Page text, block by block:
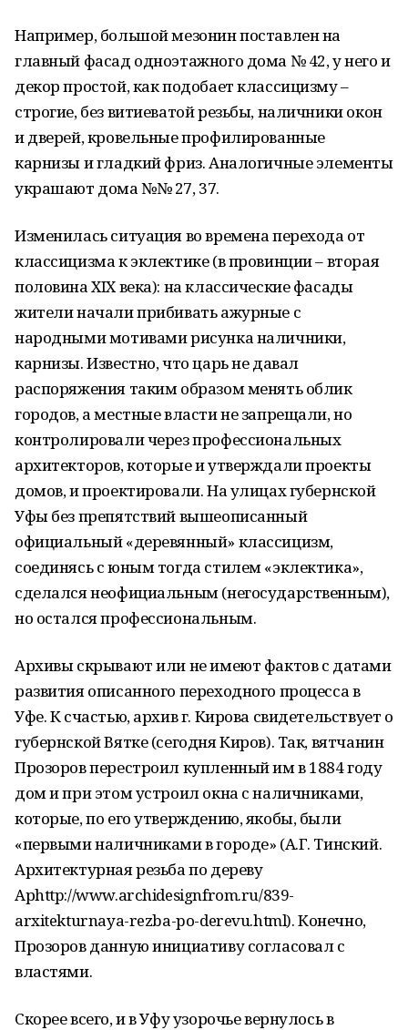
Например, большой мезонин поставлен на
главный фасад одноэтажного дома № 42, у него и
декор простой, как подобает классицизму –
строгие, без витиеватой резьбы, наличники окон
и дверей, кровельные профилированные
карнизы и гладкий фриз. Аналогичные элементы
украшают дома №№ 27, 37.
Изменилась ситуация во времена перехода от
классицизма к эклектике (в провинции – вторая
половина XIX века): на классические фасады
жители начали прибивать ажурные с
народными мотивами рисунка наличники,
карнизы. Известно, что царь не давал
распоряжения таким образом менять облик
городов, а местные власти не запрещали, но
контролировали через профессиональных
архитекторов, которые и утверждали проекты
домов, и проектировали. На улицах губернской
Уфы без препятствий вышеописанный
официальный «деревянный» классицизм,
соединясь с юным тогда стилем «эклектика»,
сделался неофициальным (негосударственным),
но остался профессиональным.
Архивы скрывают или не имеют фактов с датами
развития описанного переходного процесса в
Уфе. К счастью, архив г. Кирова свидетельствует о
губернской Вятке (сегодня Киров). Так, вятчанин
Прозоров перестроил купленный им в 1884 году
дом и при этом устроил окна с наличниками,
которые, по его утверждению, якобы, были
«первыми наличниками в городе» (А.Г. Тинский.
Архитектурная резьба по дереву
Арhttp://www.archidesignfrom.ru/839-
arxitekturnaya-rezba-po-derevu.html). Конечно,
Прозоров данную инициативу согласовал с
властями.
Скорее всего, и в Уфу узорочье вернулось в